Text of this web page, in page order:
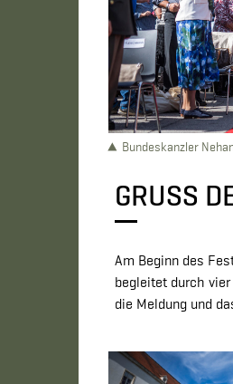
Bundeskanzler
GRUSS
Am Beginn des
begleitet durch
die Meldung und